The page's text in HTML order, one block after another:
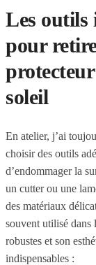
Les outils
pour
soleil
En atelier, j’ai
choisir des outils
d’endommager la
un cutter ou une
des matériaux
souvent utilisé dans
robustes et son
indispensables :